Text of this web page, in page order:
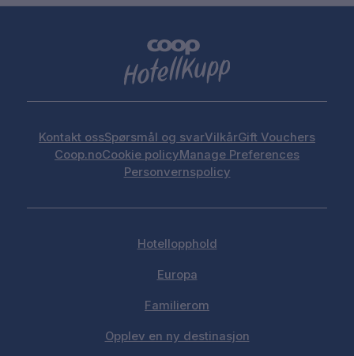
Kontakt ossSpørsmål og svarVilkårGift Vouchers
Coop.noCookie policyManage Preferences
Personvernspolicy
Hotellopphold
Europa
Familierom
Opplev en ny destinasjon